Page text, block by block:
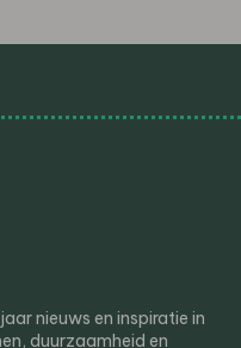
nieuws en inspiratie in
duurzaamheid en